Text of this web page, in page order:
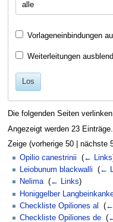
alle
Vorlageneinbindungen
Weiterleitungen
Los
Die folgenden Seiten
Angezeigt werden 23 Einträge.
Zeige (vorherige 50| nächste
Opilio canestrinii
(← Links
Leiobunum blackwalli
(←
Nelima‎ (← Links)
Honiggelber
Checkliste Opiliones al
(←
Checkliste Opiliones de (